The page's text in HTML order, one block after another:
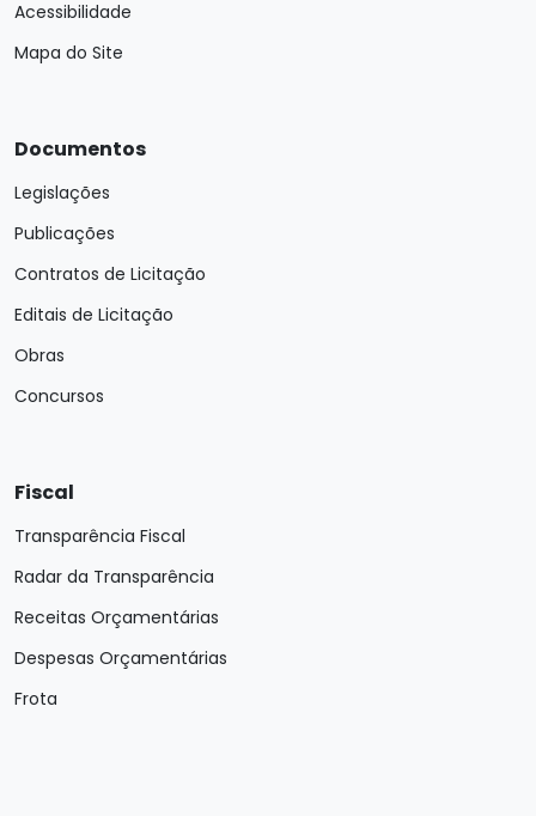
Acessibilidade
Mapa do Site
Documentos
Legislações
Publicações
Contratos de Licitação
Editais de Licitação
Obras
Concursos
Fiscal
Transparência Fiscal
Radar da Transparência
Receitas Orçamentárias
Despesas Orçamentárias
Frota